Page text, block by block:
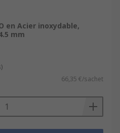
en Acier inoxydable,
mm
66,35 €/sachet